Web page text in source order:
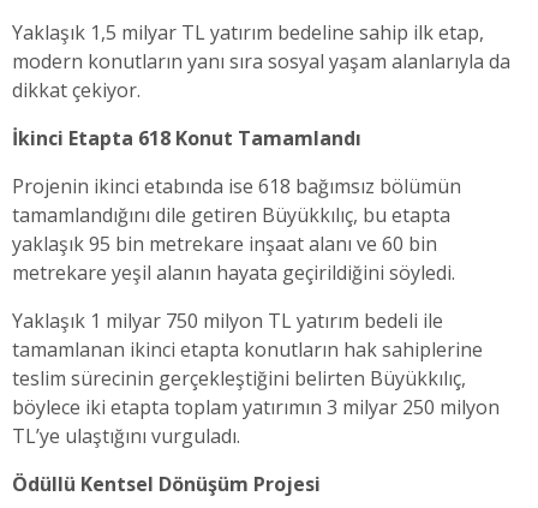
Yaklaşık 1,5 milyar TL yatırım bedeline sahip ilk etap,
modern konutların yanı sıra sosyal yaşam alanlarıyla da
dikkat çekiyor.
İkinci Etapta 618 Konut Tamamlandı
Projenin ikinci etabında ise 618 bağımsız bölümün
tamamlandığını dile getiren Büyükkılıç, bu etapta
yaklaşık 95 bin metrekare inşaat alanı ve 60 bin
metrekare yeşil alanın hayata geçirildiğini söyledi.
Yaklaşık 1 milyar 750 milyon TL yatırım bedeli ile
tamamlanan ikinci etapta konutların hak sahiplerine
teslim sürecinin gerçekleştiğini belirten Büyükkılıç,
böylece iki etapta toplam yatırımın 3 milyar 250 milyon
TL’ye ulaştığını vurguladı.
Ödüllü Kentsel Dönüşüm Projesi